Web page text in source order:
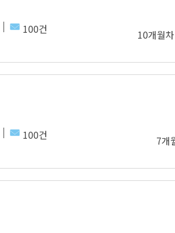
100건 10개월
100건 7개